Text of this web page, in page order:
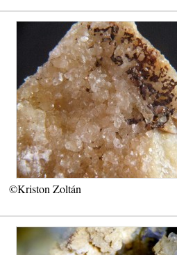
©Kriston Zoltán